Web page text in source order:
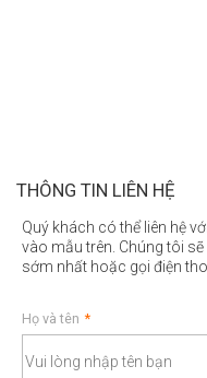
THÔNG TIN LIÊN HỆ
Quý khách có thể liên hệ
vào mẫu trên. Chúng tôi
sớm nhất hoặc gọi điện
Họ và tên *